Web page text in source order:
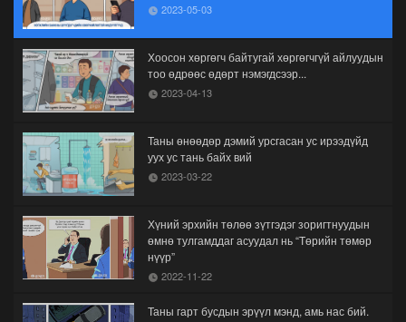
2023-05-03
Хоосон хөргөгч байтугай хөргөгчгүй айлуудын
тоо өдрөөс өдөрт нэмэгдсээр...
2023-04-13
Таны өнөөдөр дэмий урсгасан ус ирээдүйд
уух ус тань байх вий
2023-03-22
Хүний эрхийн төлөө зүтгэдэг зоригтнуудын
өмнө тулгамддаг асуудал нь “Төрийн төмөр
нүүр”
2022-11-22
Таны гарт бусдын эрүүл мэнд, амь нас бий.